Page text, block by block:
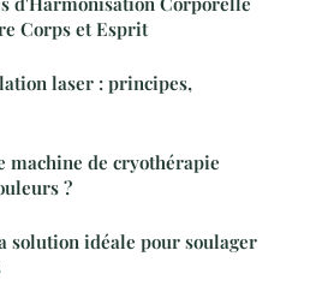
Corps et Esprit
laser : principes,
machine de cryothérapie
?
solution idéale pour soulager